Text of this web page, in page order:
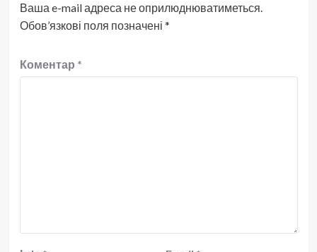
Ваша e-mail адреса не оприлюднюватиметься.
Обов’язкові поля позначені *
Коментар *